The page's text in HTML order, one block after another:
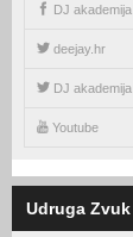
DJ akademija
deejay.hr
DJ akademija
Youtube
Udruga Zvuk